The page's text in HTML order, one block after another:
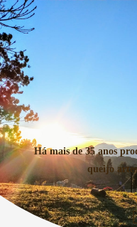
Há mais de 35 anos
queijo